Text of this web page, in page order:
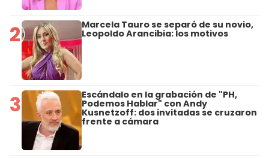
2 Marcela Tauro se separó de su novio,
Leopoldo Arancibia: los motivos
3 Escándalo en la grabación de "PH,
Podemos Hablar" con Andy
Kusnetzoff: dos invitadas se cruzaron
frente a cámara